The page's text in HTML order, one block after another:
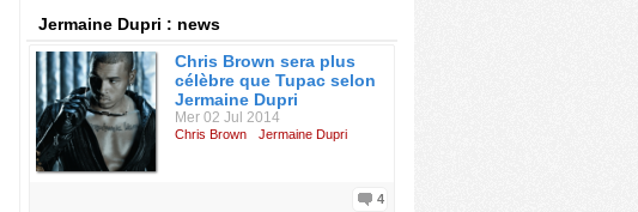
Jermaine Dupri : news
Chris Brown sera plus
célèbre que Tupac selon
Jermaine Dupri
Mer 02 Jul 2014
Chris Brown Jermaine Dupri
4